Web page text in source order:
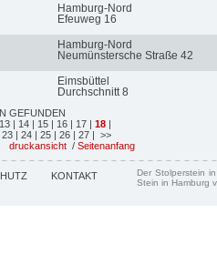
Hamburg-Nord
Efeuweg 16
Hamburg-Nord
Neumünstersche Straße 42
Eimsbüttel
Durchschnitt 8
GEFUNDEN
| 14 | 15 | 16 | 17 | 18 |
23 | 24 | 25 | 26 | 27 | >>
druckansicht / Seitenanfang
KONTAKT
Der Stolperstein
Stein in Hamburg